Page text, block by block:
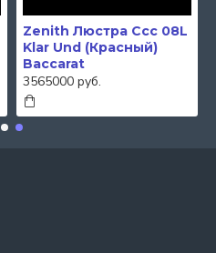
Zenith Люстра Ccc 08L
Klar Und (Красный)
Baccarat
3565000 руб.